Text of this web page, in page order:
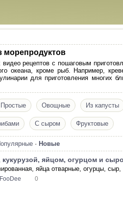
морепродуктов
рецептов с пошаговым
океана, кроме рыб. Например,
для приготовления многих
Простые Овощные Из капусты
С сыром Фруктовые
· Новые
яйцом, огурцом и
яйца отварные, огурцы,
0